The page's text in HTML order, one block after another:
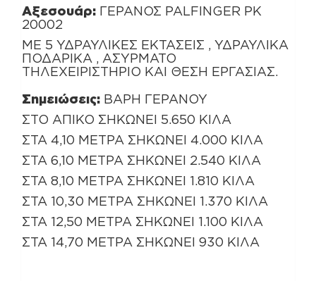
Αξεσουάρ: ΓΕΡΑΝΟΣ PALFINGER PK
20002
ΜΕ 5 ΥΔΡΑΥΛΙΚΕΣ ΕΚΤΑΣΕΙΣ , ΥΔΡΑΥΛΙΚΑ
ΠΟΔΑΡΙΚΑ , ΑΣΥΡΜΑΤΟ
ΤΗΛΕΧΕΙΡΙΣΤΗΡΙΟ ΚΑΙ ΘΕΣΗ ΕΡΓΑΣΙΑΣ.
Σημειώσεις: ΒΑΡΗ ΓΕΡΑΝΟΥ
ΣΤΟ ΑΠΙΚΟ ΣΗΚΩΝΕΙ 5.650 ΚΙΛΑ
ΣΤΑ 4,10 ΜΕΤΡΑ ΣΗΚΩΝΕΙ 4.000 ΚΙΛΑ
ΣΤΑ 6,10 ΜΕΤΡΑ ΣΗΚΩΝΕΙ 2.540 ΚΙΛΑ
ΣΤΑ 8,10 ΜΕΤΡΑ ΣΗΚΩΝΕΙ 1.810 ΚΙΛΑ
ΣΤΑ 10,30 ΜΕΤΡΑ ΣΗΚΩΝΕΙ 1.370 ΚΙΛΑ
ΣΤΑ 12,50 ΜΕΤΡΑ ΣΗΚΩΝΕΙ 1.100 ΚΙΛΑ
ΣΤΑ 14,70 ΜΕΤΡΑ ΣΗΚΩΝΕΙ 930 ΚΙΛΑ